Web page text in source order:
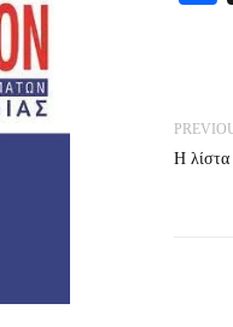
Η λίστα